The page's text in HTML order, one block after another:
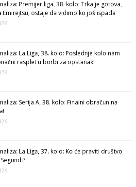
Premijer liga, 38. kolo: Trka je gotova,
Emirejtsu, ostaje da vidimo ko još ispada
La Liga, 38. kolo: Poslednje kolo nam
rasplet u borbi za opstanak!
Serija A, 38. kolo: Finalni obračun na
La Liga, 37. kolo: Ko će praviti društvo